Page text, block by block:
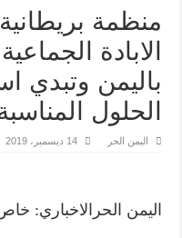
منظمة
الابادة
باليمن وتبدي
الحلول
اليمن الحر 14 ديسمبر، 2019
اليمن الحرالاخباري: